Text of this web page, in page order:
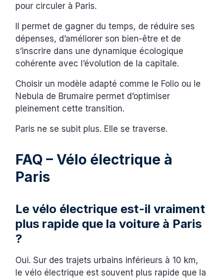
pour circuler à Paris.
Il permet de gagner du temps, de réduire ses
dépenses, d’améliorer son bien-être et de
s’inscrire dans une dynamique écologique
cohérente avec l’évolution de la capitale.
Choisir un modèle adapté comme le Folio ou le
Nebula de Brumaire permet d’optimiser
pleinement cette transition.
Paris ne se subit plus. Elle se traverse.
FAQ – Vélo électrique à
Paris
Le vélo électrique est-il vraiment
plus rapide que la voiture à Paris
?
Oui. Sur des trajets urbains inférieurs à 10 km,
le vélo électrique est souvent plus rapide que la